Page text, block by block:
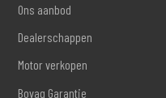
Ons aanbod
Dealerschappen
Motor verkopen
Bovag Garantie